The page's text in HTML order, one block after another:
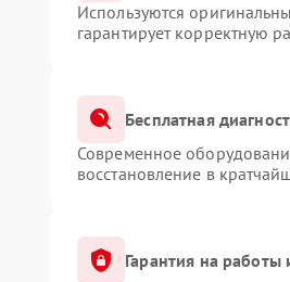
Используются
гарантирует корректную
Бесплатная
Современное
восстановление в
Гарантия на работы